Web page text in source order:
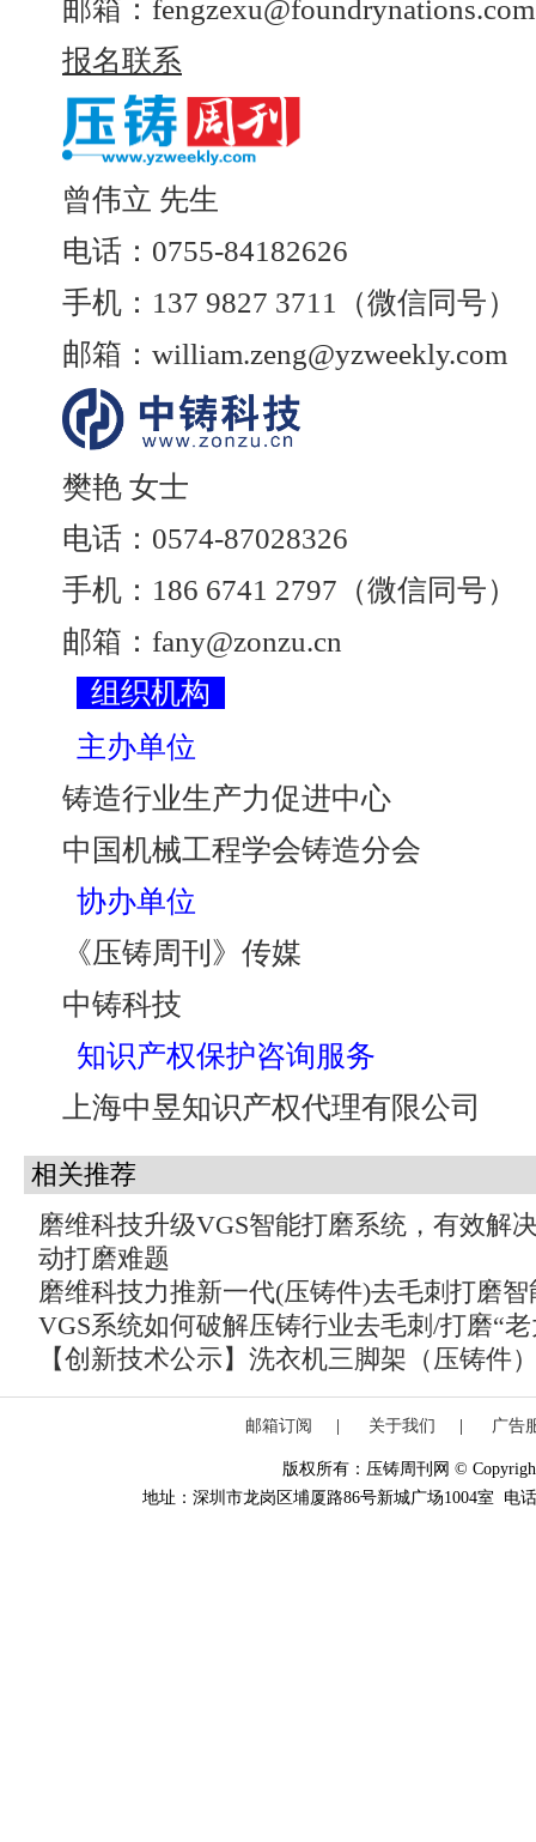
邮箱：fengzexu@foundrynations.com
报名联系
曾伟立 先生
电话：0755-84182626
手机：137 9827 3711（微信同号）
邮箱：william.zeng@yzweekly.com
樊艳 女士
电话：0574-87028326
手机：186 6741 2797（微信同号）
邮箱：fany@zonzu.cn
组织机构
主办单位
铸造行业生产力促进中心
中国机械工程学会铸造分会
协办单位
《压铸周刊》传媒
中铸科技
知识产权保护咨询服务
上海中昱知识产权代理有限公司
相关推荐
磨维科技升级VGS智能打磨系统，有效解
动打磨难题
磨维科技力推新一代(压铸件)去毛刺打磨
VGS系统如何破解压铸行业去毛刺/打磨“
【创新技术公示】洗衣机三脚架（压铸件
邮箱订阅 关于我们 广告
版权所有：压铸周刊网 ©
地址：深圳市龙岗区埔厦路86号新城广场1004室 电